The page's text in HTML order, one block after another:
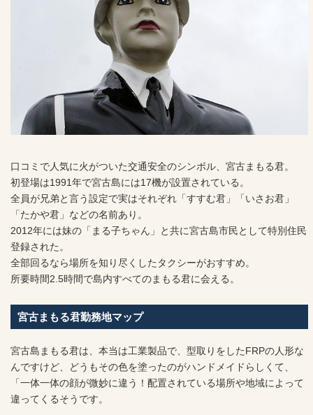
口コミで人気に火がついた交通安全のシンボル、宮古まもる君。
初登場は1991年で宮古島には17機が設置されている。
全員が兄弟と言う設定で実はそれぞれ「すすむ君」「いさお君」
「たかや君」などの名前あり。
2012年には妹の「まる子ちゃん」と共に宮古島市民として特別住民
登録された。
全部回るなら場所を知り尽くしたタクシーがおすすめ。
所要時間2.5時間で島内すべてのまもる君に会える。
宮古まもる君勤務地マップ
宮古島まもる君は、本当は工業製品で、型取りをしたFRPの人形な
んですけど、どうもその色を塗ったのがハンドメイドらしくて、
「一体一体の顔が微妙に違う！配置されている場所や地域によって
違ってくるそうです。